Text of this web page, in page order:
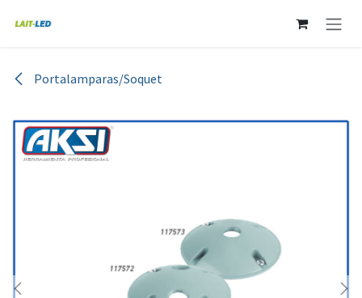
Portalamparas/Soquet